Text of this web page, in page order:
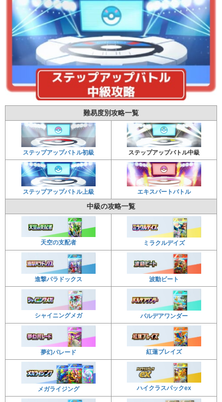
難易度別攻略一覧
ステップアップバトル初級 ステップアップバトル中級
ステップアップバトル上級 エキスパートバトル
中級の攻略一覧
天空の支配者 ミラクルデイズ
進撃パラドックス 波動ビート
シャイニングメガ パルデアワンダー
夢幻パレード 紅蓮ブレイズ
メガライジング ハイクラスパックex